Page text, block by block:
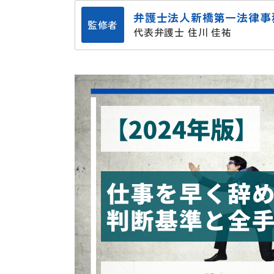
監修者 弁護士法人新橋第一法律
代表弁護士 住川 佳祐